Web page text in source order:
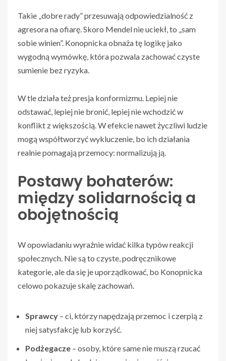
Takie „dobre rady” przesuwają odpowiedzialność z
agresora na ofiarę. Skoro Mendel nie uciekł, to „sam
sobie winien”. Konopnicka obnaża tę logikę jako
wygodną wymówkę, która pozwala zachować czyste
sumienie bez ryzyka.
W tle działa też presja konformizmu. Lepiej nie
odstawać, lepiej nie bronić, lepiej nie wchodzić w
konflikt z większością. W efekcie nawet życzliwi ludzie
mogą współtworzyć wykluczenie, bo ich działania
realnie pomagają przemocy: normalizują ją.
Postawy bohaterów:
między solidarnością a
obojętnością
W opowiadaniu wyraźnie widać kilka typów reakcji
społecznych. Nie są to czyste, podręcznikowe
kategorie, ale da się je uporządkować, bo Konopnicka
celowo pokazuje skalę zachowań.
Sprawcy – ci, którzy napędzają przemoc i czerpią z
niej satysfakcję lub korzyść.
Podżegacze – osoby, które same nie muszą rzucać